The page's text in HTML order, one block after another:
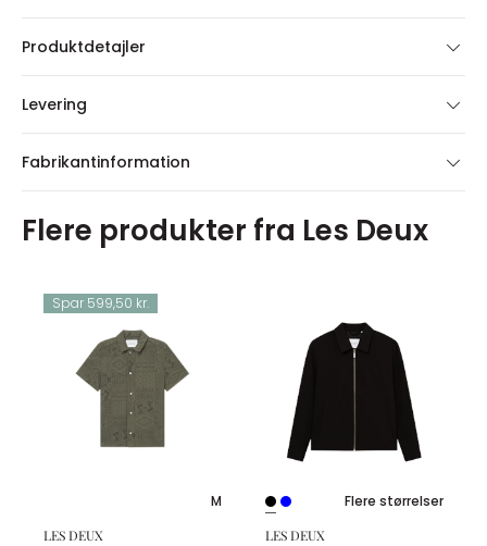
Produktdetajler
Levering
Fabrikantinformation
Flere produkter fra Les Deux
Spar 599,50 kr.
M
LES DEUX
Flere størrelser
LES DEUX